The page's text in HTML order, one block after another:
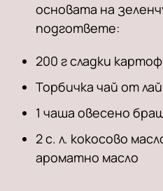
основата на
подгответе:
200 г сладки
Торбичка чай от
1 чаша овесено
2 с. л. кокосово
ароматно масло